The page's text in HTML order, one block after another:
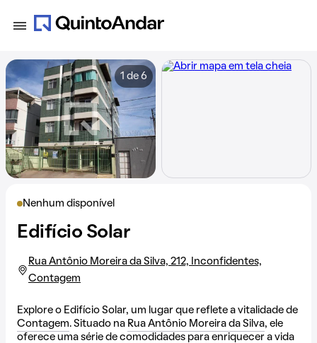
Nenhum disponível
Edifício Solar
Rua Antônio Moreira da Silva, 212, Inconfidentes,
Contagem
Explore o Edifício Solar, um lugar que reflete a vitalidade de
Contagem. Situado na Rua Antônio Moreira da Silva, ele
oferece uma série de comodidades para enriquecer a vida
1 de 6